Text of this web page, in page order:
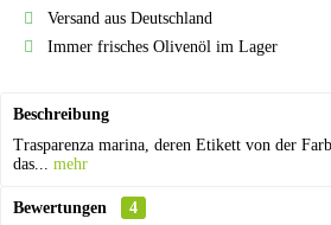
Versand aus Deutschland
Immer frisches Olivenöl im Lager
Beschreibung
Trasparenza marina, deren Etikett von der
das... mehr
Bewertungen
4